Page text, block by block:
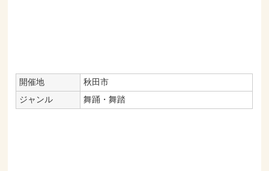
開催地
秋田市
ジャンル
舞踊・舞踏